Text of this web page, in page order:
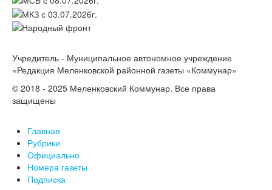
Учредитель - Муниципальное автономное учреждение
«Редакция Меленковской районной газеты «Коммунар»
© 2018 - 2025 Меленковский Коммунар. Все права
защищены
Главная
Рубрики
Официально
Номера газеты
Подписка